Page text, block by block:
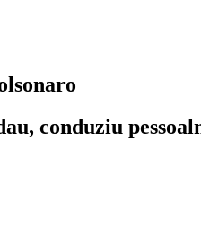
conduziu